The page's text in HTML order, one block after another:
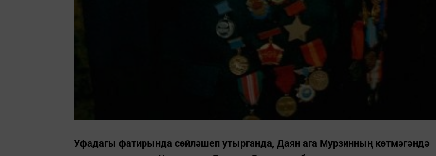
Уфадагы фатирында сөйләшеп утырганда, Даян ага Мурзинның көтмәгәндә